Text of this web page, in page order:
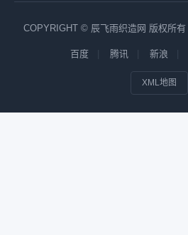
COPYRIGHT © 辰飞雨织造网 版权所有
百度 腾讯 新浪
XML地图